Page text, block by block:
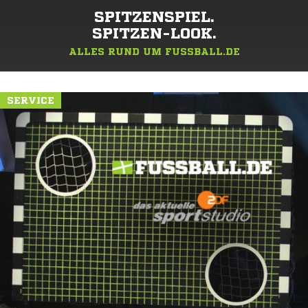
SPITZENSPIEL.
SPITZEN-LOOK.
ALLES RUND UM FUSSBALL.DE
SERVICE